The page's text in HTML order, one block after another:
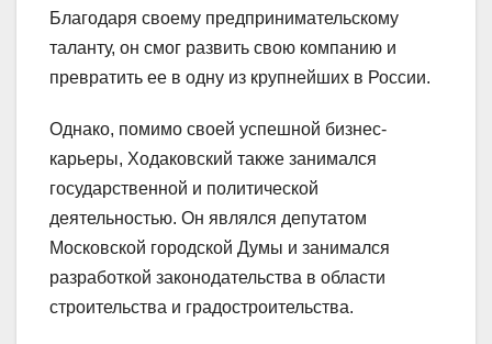
Благодаря своему предпринимательскому
таланту, он смог развить свою компанию и
превратить ее в одну из крупнейших в России.
Однако, помимо своей успешной бизнес-
карьеры, Ходаковский также занимался
государственной и политической
деятельностью. Он являлся депутатом
Московской городской Думы и занимался
разработкой законодательства в области
строительства и градостроительства.